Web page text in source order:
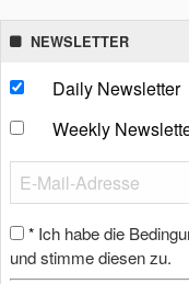
NEWSLETTER
Daily Newsletter
Weekly
* Ich habe die
und stimme diesen zu.